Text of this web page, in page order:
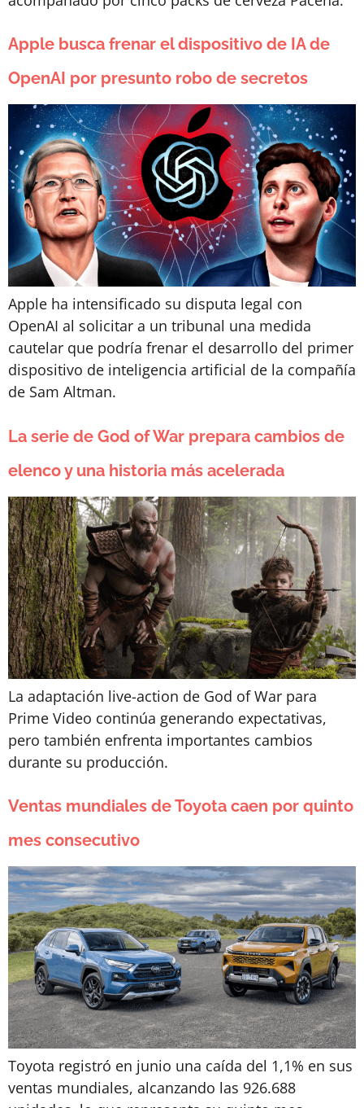
Apple busca frenar el dispositivo de IA de
OpenAI por presunto robo de secretos
Apple ha intensificado su disputa legal con
OpenAI al solicitar a un tribunal una medida
cautelar que podría frenar el desarrollo del primer
dispositivo de inteligencia artificial de la compañía
de Sam Altman.
La serie de God of War prepara cambios de
elenco y una historia más acelerada
La adaptación live-action de God of War para
Prime Video continúa generando expectativas,
pero también enfrenta importantes cambios
durante su producción.
Ventas mundiales de Toyota caen por quinto
mes consecutivo
Toyota registró en junio una caída del 1,1% en sus
ventas mundiales, alcanzando las 926.688